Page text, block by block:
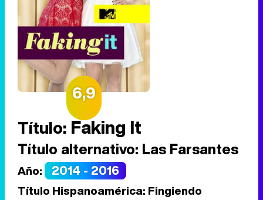
6,9
Título: Faking It
Título alternativo: Las Farsantes
Año: 2014 - 2016
Título Hispanoamérica: Fingiendo